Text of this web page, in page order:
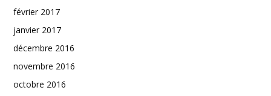
février 2017
janvier 2017
décembre 2016
novembre 2016
octobre 2016